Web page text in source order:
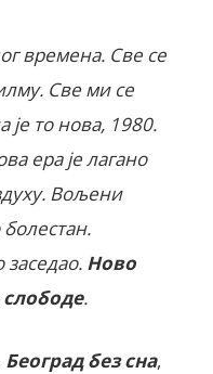
времена. Све се
Све ми се
то нова, 1980.
ера је лагано
Вољени
заседао. Ново
.
Београд без сна,